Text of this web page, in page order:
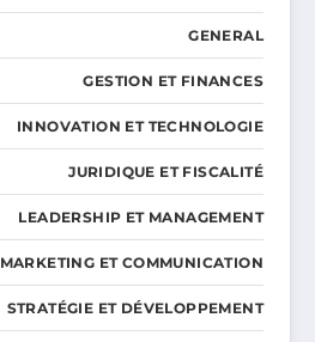
GENERAL
GESTION ET FINANCES
INNOVATION ET TECHNOLOGIE
JURIDIQUE ET FISCALITÉ
LEADERSHIP ET MANAGEMENT
MARKETING ET COMMUNICATION
STRATÉGIE ET DÉVELOPPEMENT